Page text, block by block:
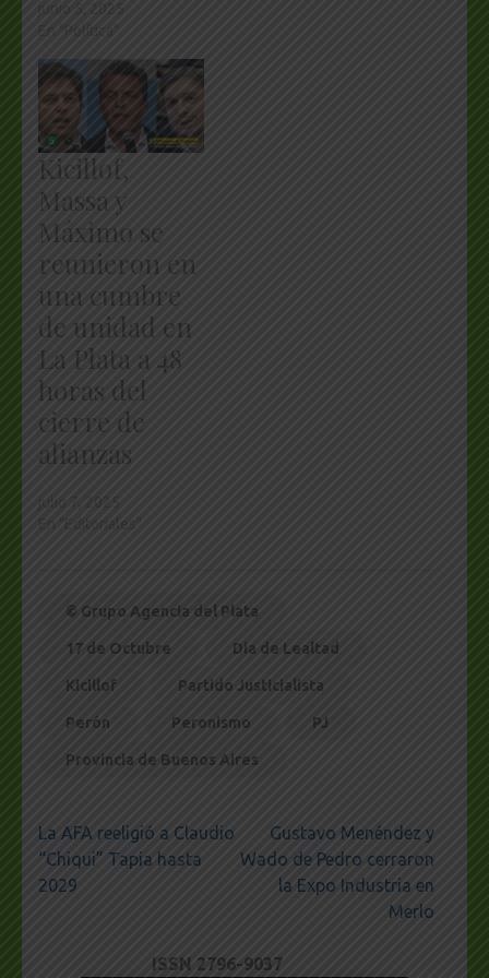
Kicillof,
Massa y
Máximo se
reunieron en
una cumbre
de unidad en
La Plata a 48
horas del
cierre de
alianzas
© Grupo Agencia del Plata
17 de Octubre Dia de Lealtad
Kicillof Partido Justicialista
Perón Peronismo PJ
Provincia de Buenos Aires
Navegación
de
entradas
La AFA reeligió a Claudio
“Chiqui” Tapia hasta
2029
Gustavo Menéndez y
Wado de Pedro cerraron
la Expo Industria en
Merlo
ISSN 2796-9037